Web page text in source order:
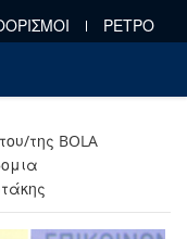
ΡΕΤΡΟ
της BOLA